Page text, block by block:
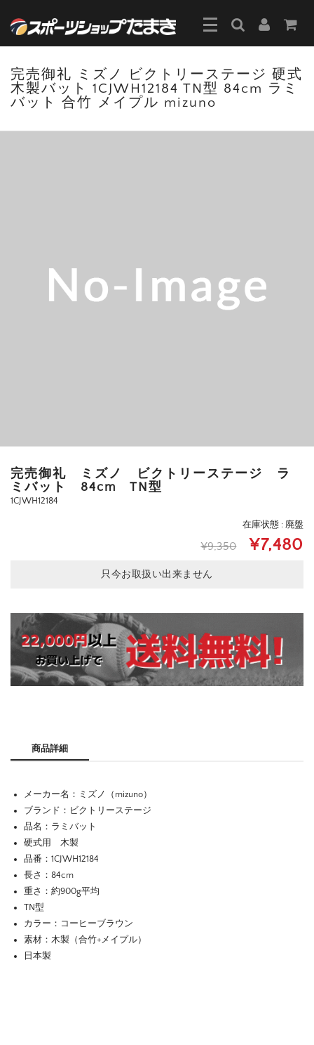
完売御礼 ミズノ ビクトリーステージ 硬式
木製バット 1CJWH12184 TN型 84cm ラミ
バット 合竹 メイプル mizuno
完売御礼 ミズノ ビクトリーステージ ラ
ミバット 84cm TN型
1CJWH12184
在庫状態 : 廃盤
¥9,350 ¥7,480
只今お取扱い出来ません
商品詳細
メーカー名：ミズノ（mizuno）
ブランド：ビクトリーステージ
品名：ラミバット
硬式用 木製
品番：1CJWH12184
長さ：84cm
重さ：約900g平均
TN型
カラー：コーヒーブラウン
素材：木製（合竹+メイプル）
日本製